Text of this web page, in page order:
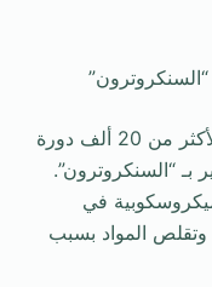
“السنكروترون”
تمكنت الدراسة من فحص البطاريات لأكثر من 20 ألف دورة
بـ “السنكروترون”.
في
وتقلص المواد بسبب